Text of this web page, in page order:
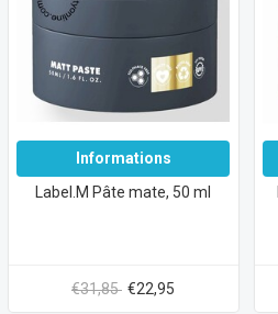
Informations
Label.M Pâte mate, 50 ml
€31,85 €22,95